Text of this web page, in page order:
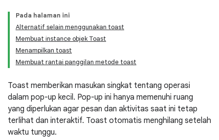
Pada halaman ini
Alternatif selain menggunakan toast
Membuat instance objek Toast
Menampilkan toast
Membuat rantai panggilan metode toast
Toast memberikan masukan singkat tentang operasi
dalam pop-up kecil. Pop-up ini hanya memenuhi ruang
yang diperlukan agar pesan dan aktivitas saat ini tetap
terlihat dan interaktif. Toast otomatis menghilang setelah
waktu tunggu.